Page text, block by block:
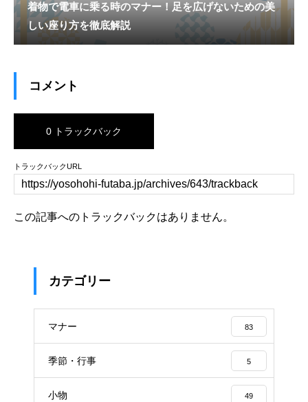
着物で電車に乗る時のマナー！足を広げないための美
しい座り方を徹底解説
コメント
0 トラックバック
トラックバックURL
この記事へのトラックバックはありません。
カテゴリー
マナー 83
季節・行事 5
小物 49